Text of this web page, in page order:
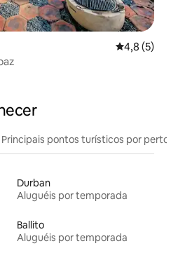
4,8 de
4,8 (5)
Principais pontos turísticos por perto
Durban
Aluguéis por temporada
Ballito
Aluguéis por temporada